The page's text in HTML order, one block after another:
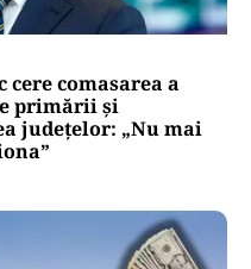
cere comasarea a
primării și
județelor: „Nu mai